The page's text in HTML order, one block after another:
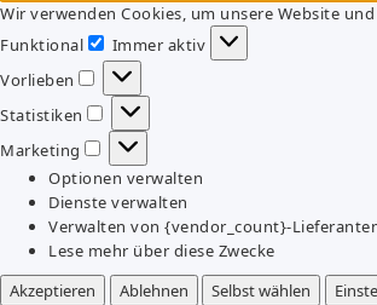
Wir verwenden Cookies, um unsere Website
Funktional
Funktional
Immer aktiv
Vorlieben
Vorlieben
Statistiken
Statistiken
Marketing
Marketing
Optionen verwalten
Dienste verwalten
Verwalten von {vendor_count}-
Lese mehr über diese Zwecke
Akzeptieren
Ablehnen Selbst wählen